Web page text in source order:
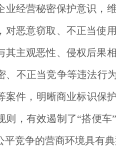
业经营秘密保护意识，
对恶意窃取、不正当使
其主观恶性、侵权后果
、不正当竞争等违法行
案件，明晰商业标识保
则，有效遏制了“搭便
平竞争的营商环境具有